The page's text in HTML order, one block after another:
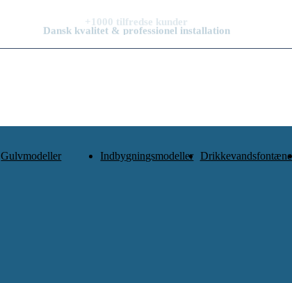
Dansk kvalitet & professionel installation
Gulvmodeller Indbygningsmodeller